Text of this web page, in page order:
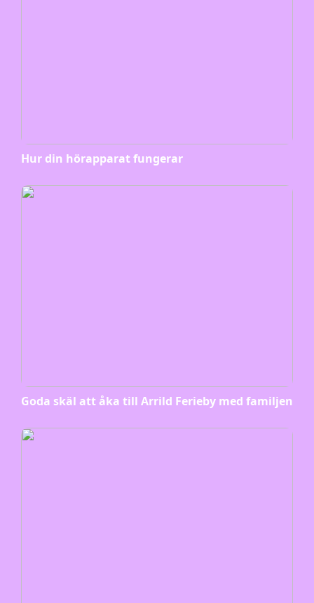
Hur din hörapparat fungerar
Goda skäl att åka till Arrild Ferieby med familjen